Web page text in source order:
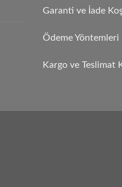
Garanti ve İade
Ödeme Yöntemleri
Kargo ve Teslimat